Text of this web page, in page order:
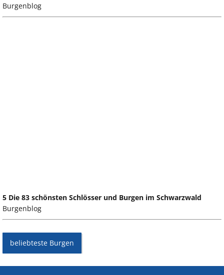
Burgenblog
5 Die 83 schönsten Schlösser und Burgen im Schwarzwald
Burgenblog
beliebteste Burgen